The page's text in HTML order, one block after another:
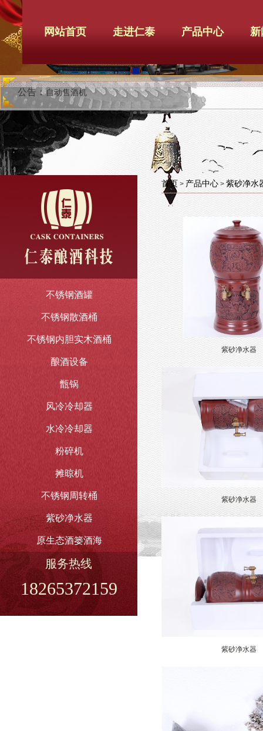
网站首页 走进仁泰 产品中心 新
公告：自动售酒机
不锈钢酒罐
不锈钢散酒桶
不锈钢内胆实木酒桶
酿酒设备
甑锅
风冷冷却器
水冷冷却器
粉碎机
摊晾机
不锈钢周转桶
紫砂净水器
原生态酒篓酒海
服务热线
18265372159
首页 > 产品中心 > 紫砂净水
紫砂净水器
紫砂净水器
紫砂净水器